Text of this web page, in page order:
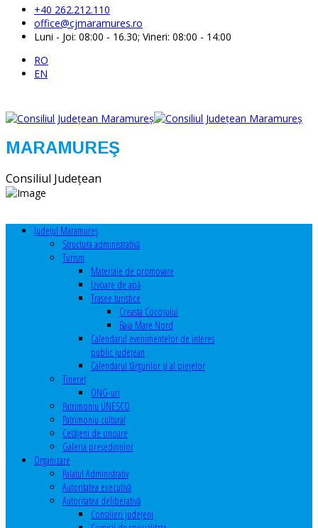
+40 262.212.110
office@cjmaramures.ro
Luni - Joi: 08:00 - 16.30; Vineri: 08:00 - 14:00
RO
EN
MARAMUREŞ
Consiliul Judeţean
Judeţul Maramureş
Structura administrativă
Turism
Materiale de promovare
Izvoare de apă
Trasee turistice
Creasta Cocoșului
Baia Mare Nord
Calendarul evenimentelor de interes
public judeţean
Calendarul târgurilor şi al pieţelor
Tineret
ONG-uri
Patrimoniu UNESCO
Patrimoniu cultural
Cetăţeni de onoare
Galeria președinților
Organizare
Palatul Administrativ
Autoritatea executivă
Autoritatea deliberativă
Consilieri judeţeni